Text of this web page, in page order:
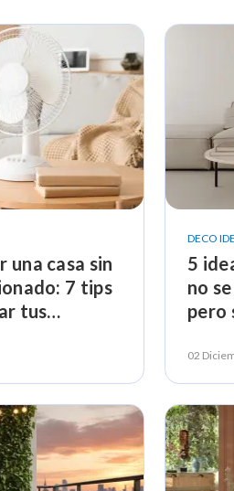
una casa sin
7 tips
tus
DECO
5
no
pero
02